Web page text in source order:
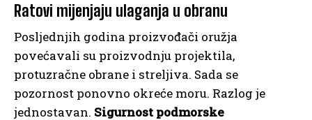
Ratovi mijenjaju ulaganja u obranu
Posljednjih godina proizvođači oružja
povećavali su proizvodnju projektila,
protuzračne obrane i streljiva. Sada se
pozornost ponovno okreće moru. Razlog je
jednostavan. Sigurnost podmorske